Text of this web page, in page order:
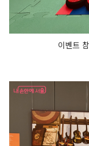
이벤트